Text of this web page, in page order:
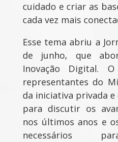
cuidado e criar as
cada vez mais
Esse tema abriu a
de junho, que
Inovação Digital.
representantes do
da iniciativa privada
para discutir os
nos últimos anos e
necessários